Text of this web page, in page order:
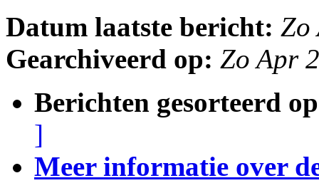
Datum laatste bericht: Zo
Gearchiveerd op: Zo Apr
Berichten gesorteerd
]
Meer informatie over